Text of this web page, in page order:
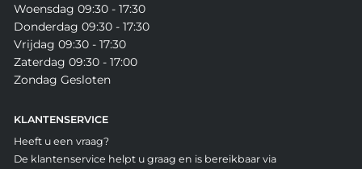
Woensdag 09:30 - 17:30
Donderdag 09:30 - 17:30
Vrijdag 09:30 - 17:30
Zaterdag 09:30 - 17:00
Zondag Gesloten
KLANTENSERVICE
Heeft u een vraag?
De klantenservice helpt u graag en is bereikbaar via